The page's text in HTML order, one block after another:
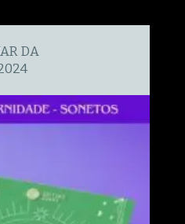
DA